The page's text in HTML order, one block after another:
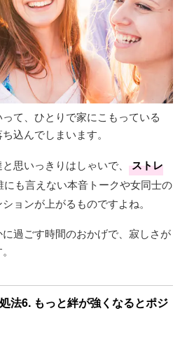
て、ひとりで家にこもっている
込んでしまいます。
思いっきりはしゃいで、
ストレ
にも言えない本音トークや女同士の
ョンが上がるものですよね。
過ごす時間のおかげで、寂しさが
法6. もっと絆が強くなるとポジ